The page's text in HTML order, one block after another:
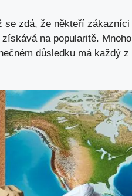
se⁣ zdá, že někteří
získává na popularitě.
důsledku má každý